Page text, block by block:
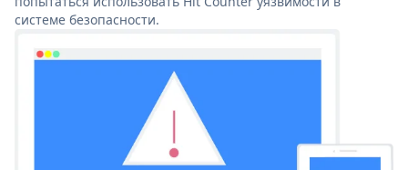
системе безопасности.